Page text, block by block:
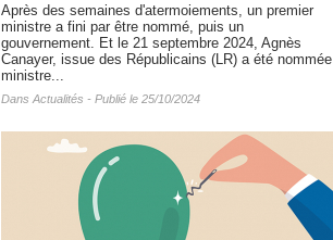
Après des semaines d'atermoiements, un premier
ministre a fini par être nommé, puis un
gouvernement. Et le 21 septembre 2024, Agnès
Canayer, issue des Républicains (LR) a été nommée
ministre...
Dans Actualités - Publié le 25/10/2024